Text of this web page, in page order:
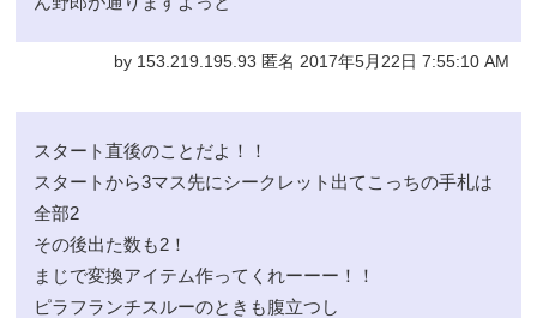
by 153.219.195.93 匿名 2017年5月22日 7:55:10 AM
スタート直後のことだよ！！
スタートから3マス先にシークレット出てこっちの手札は
全部2
その後出た数も2！
まじで変換アイテム作ってくれーーー！！
ピラフランチスルーのときも腹立つし